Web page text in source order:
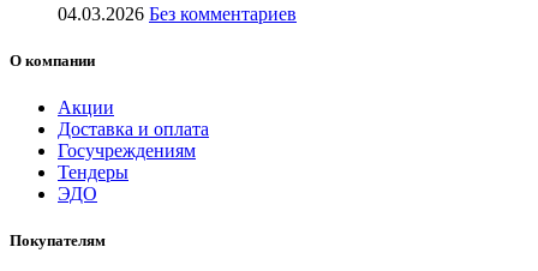
04.03.2026 Без комментариев
О компании
Акции
Доставка и оплата
Госучреждениям
Тендеры
ЭДО
Покупателям